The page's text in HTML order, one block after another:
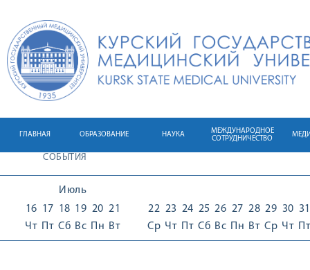
ГЛАВНАЯ ОБРАЗОВАНИЕ НАУКА
МЕЖДУНАРОДНОЕ
СОТРУДНИЧЕСТВО
СОБЫТИЯ
Июль
16
Чт
17
Пт
18
Сб
19
Вс
20
Пн
21
Вт
22
Ср
23
Чт
24
Пт
25
Сб
26
Вс
27
Пн
28
Вт
29
Ср
30
Чт
31
Пт